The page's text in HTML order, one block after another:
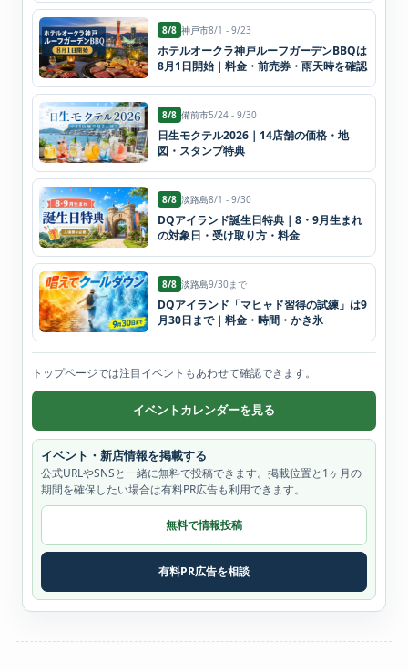
8/8 神戸市8/1 - 9/23
ホテルオークラ神戸ルーフガーデンBBQは
8月1日開始｜料金・前売券・雨天時を確認
8/8 備前市5/24 - 9/30
日生モクテル2026｜14店舗の価格・地
図・スタンプ特典
8/8 淡路島8/1 - 9/30
DQアイランド誕生日特典｜8・9月生まれ
の対象日・受け取り方・料金
8/8 淡路島9/30まで
DQアイランド「マヒャド習得の試練」は9
月30日まで｜料金・時間・かき氷
トップページでは注目イベントもあわせて確認できます。
イベントカレンダーを見る
イベント・新店情報を掲載する
公式URLやSNSと一緒に無料で投稿できます。掲載位置と1ヶ月の
期間を確保したい場合は有料PR広告も利用できます。
無料で情報投稿
有料PR広告を相談